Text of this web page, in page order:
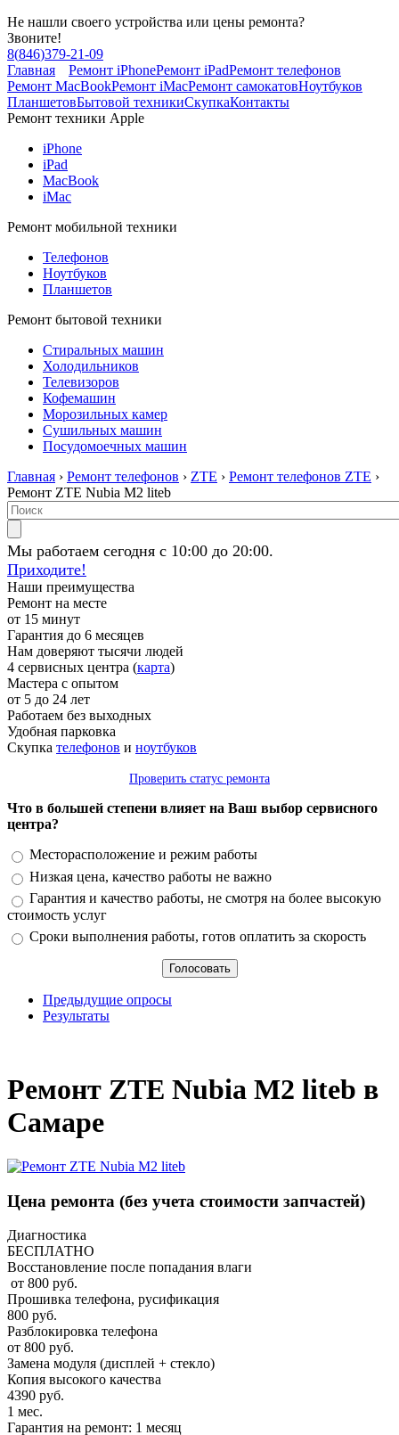
Не нашли своего устройства или цены ремонта?
Звоните!
8(846)379-21-09
Главная
Ремонт iPhoneРемонт iPadРемонт телефонов
Ремонт MacBookРемонт iMacРемонт самокатовНоутбуков
ПланшетовБытовой техникиСкупкаКонтакты
Ремонт техники Apple
iPhone
iPad
MacBook
iMac
Ремонт мобильной техники
Телефонов
Ноутбуков
Планшетов
Ремонт бытовой техники
Стиральных машин
Холодильников
Телевизоров
Кофемашин
Морозильных камер
Сушильных машин
Посудомоечных машин
Главная › Ремонт телефонов › ZTE › Ремонт телефонов ZTE ›
Ремонт ZTE Nubia M2 liteb
Мы работаем сегодня с 10:00 до 20:00.
Приходите!
Наши преимущества
Ремонт на месте
от 15 минут
Гарантия до 6 месяцев
Нам доверяют тысячи людей
4 сервисных центра (карта)
Мастера с опытом
от 5 до 24 лет
Работаем без выходных
Удобная парковка
Скупка телефонов и ноутбуков
Проверить статус ремонта
Что в большей степени влияет на Ваш выбор сервисного
центра?
Варианты
Месторасположение и режим работы
Низкая цена, качество работы не важно
Гарантия и качество работы, не смотря на более высокую
стоимость услуг
Сроки выполнения работы, готов оплатить за скорость
Предыдущие опросы
Результаты
Ремонт ZTE Nubia M2 liteb в
Самаре
Цена ремонта (без учета стоимости запчастей)
Диагностика
БЕСПЛАТНО
Восстановление после попадания влаги
от 800 руб.
Прошивка телефона, русификация
800 руб.
Разблокировка телефона
от 800 руб.
Замена модуля (дисплей + стекло)
Копия высокого качества
4390 руб.
1 мес.
Гарантия на ремонт: 1 месяц